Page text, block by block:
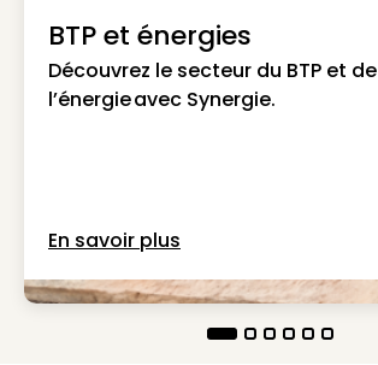
BTP et énergies
Découvrez le secteur du BTP et de
l’énergie avec Synergie.
En savoir plus